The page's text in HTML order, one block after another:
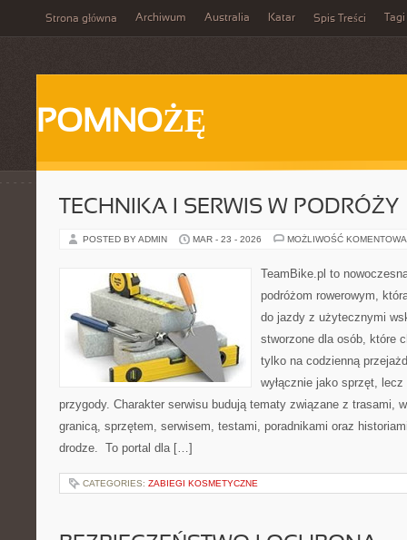
Strona główna Archiwum Australia Katar Spis Treści Tagi
POMNOŻĘ
TECHNIKA I SERWIS W PODRÓŻY
POSTED BY ADMIN MAR - 23 - 2026 MOŻLIWOŚĆ
TeamBike.pl to
podróżom rowerowym,
do jazdy z użytecznymi
stworzone dla osób, które
tylko na codzienną
wyłącznie jako sprzęt,
przygody. Charakter serwisu budują tematy związane z trasami,
granicą, sprzętem, serwisem, testami, poradnikami oraz
drodze. To portal dla […]
CATEGORIES: ZABIEGI KOSMETYCZNE